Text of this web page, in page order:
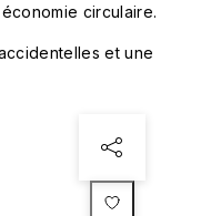
circulaire.
et une